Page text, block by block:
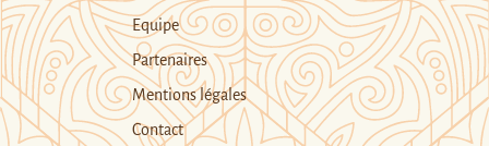
Equipe
Partenaires
Mentions légales
Contact